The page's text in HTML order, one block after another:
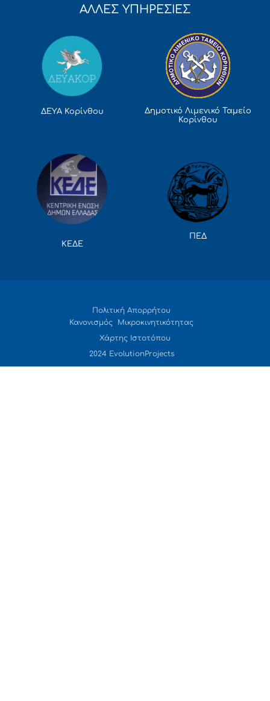
ΑΛΛΕΣ ΥΠΗΡΕΣΙΕΣ
ΔΕΥΑ Κορίνθου
Δημοτικό Λιμενικό Ταμείο
Κορίνθου
ΚΕΔΕ
ΠΕΔ
Πολιτική Απορρήτου
Κανονισμός Μικροκινητικότητας
Χάρτης Ιστοτόπου
2024 EvolutionProjects